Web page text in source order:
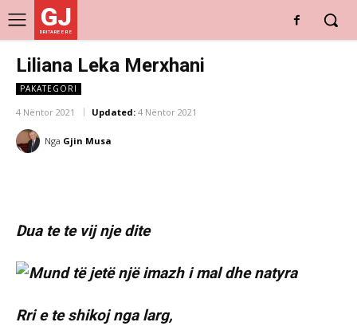
GJ
DRITARE E RE
Liliana Leka Merxhani
PAKATEGORI
4 Nëntor 2021 Updated: 4 Nëntor 2021
Nga Gjin Musa
Dua te te vij nje dite
Rri e te shikoj nga larg,